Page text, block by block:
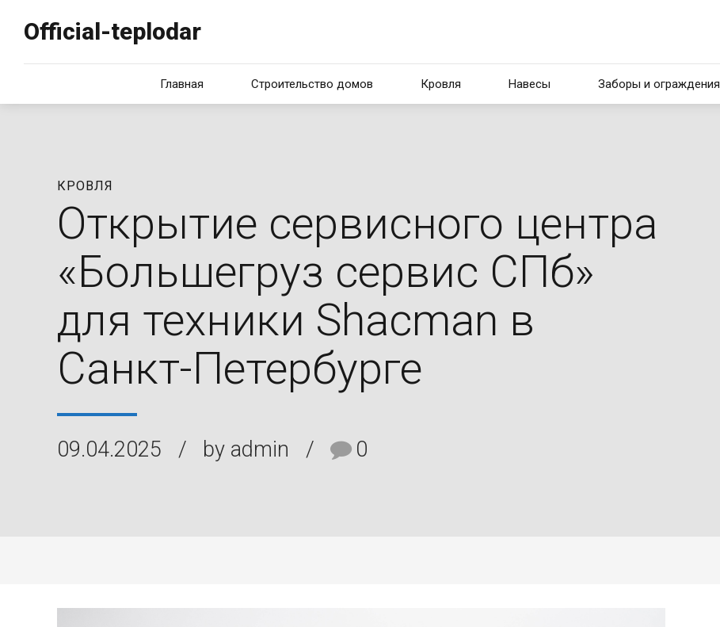
Official-teplodar
Главная Строительство домов Кровля
металлочерепицы
Навесы Заборы и ограждения
КРОВЛЯ
Открытие сервисного центра
«Большегруз сервис СПб»
для техники Shacman в
Санкт-Петербурге
09.04.2025 by admin 0